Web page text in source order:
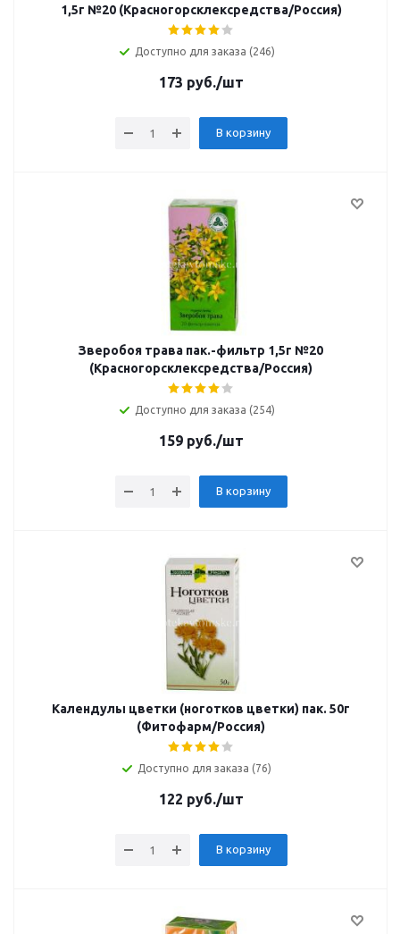
1,5г №20 (Красногорсклексредства/Россия)
Доступно для заказа (246)
173 руб./шт
В корзину
Зверобоя трава пак.-фильтр 1,5г №20
(Красногорсклексредства/Россия)
Доступно для заказа (254)
159руб./шт
В корзину
Календулы цветки (ноготков цветки) пак. 50г
(Фитофарм/Россия)
Доступно для заказа (76)
122 руб./шт
В корзину